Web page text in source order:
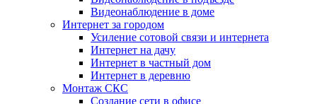
Видеонаблюдение в доме
Интернет за городом
Усиление сотовой связи и интернета
Интернет на дачу
Интернет в частный дом
Интернет в деревню
Монтаж СКС
Создание сети в офисе